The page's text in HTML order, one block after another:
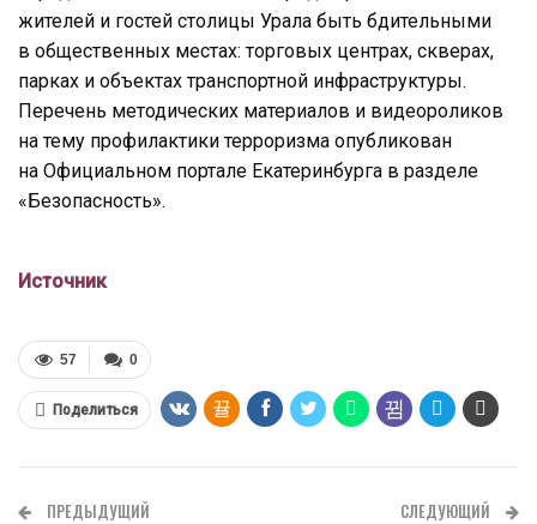
жителей и гостей столицы Урала быть бдительными
в общественных местах: торговых центрах, скверах,
парках и объектах транспортной инфраструктуры.
Перечень методических материалов и видеороликов
на тему профилактики терроризма опубликован
на Официальном портале Екатеринбурга в разделе
«Безопасность».
Источник
0
57
Поделиться
ПРЕДЫДУЩИЙ СЛЕДУЮЩИЙ